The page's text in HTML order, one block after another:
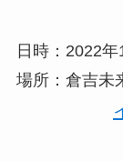
日時：2022年
場所：倉吉未